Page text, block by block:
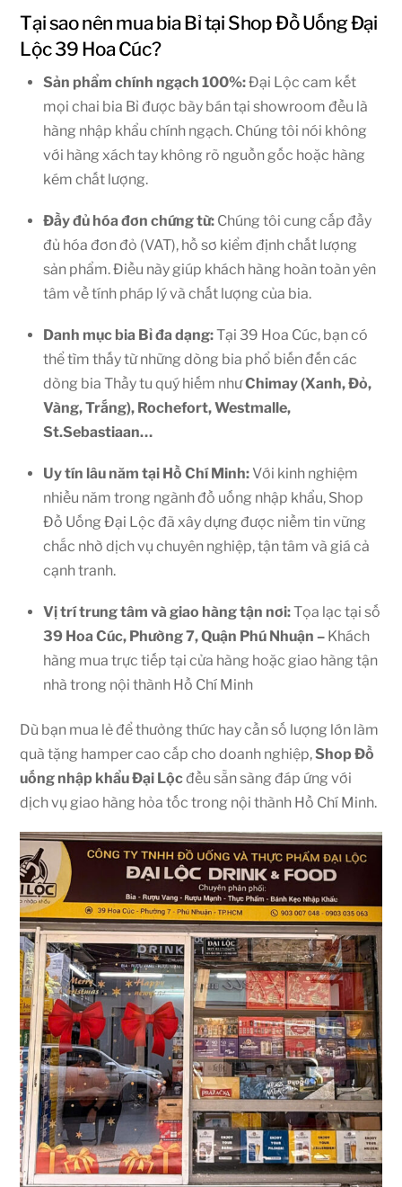
Tại sao nên mua bia Bỉ tại Shop Đồ Uống Đại
Lộc 39 Hoa Cúc?
Sản phẩm chính ngạch 100%:Đại Lộc cam kết
mọi chai bia Bỉ được bày bán tại showroom đều là
hàng nhập khẩu chính ngạch. Chúng tôi nói không
với hàng xách tay không rõ nguồn gốc hoặc hàng
kém chất lượng.
Đầy đủ hóa đơn chứng từ: Chúng tôi cung cấp đầy
đủ hóa đơn đỏ (VAT), hồ sơ kiểm định chất lượng
sản phẩm. Điều này giúp khách hàng hoàn toàn yên
tâm về tính pháp lý và chất lượng của bia.
Danh mục bia Bỉ đa dạng:Tại 39 Hoa Cúc, bạn có
thể tìm thấy từ những dòng bia phổ biến đến các
dòng bia Thầy tu quý hiếm nhưChimay (Xanh, Đỏ,
Vàng, Trắng), Rochefort, Westmalle,
St.Sebastiaan…
Uy tín lâu năm tại Hồ Chí Minh:Với kinh nghiệm
nhiều năm trong ngành đồ uống nhập khẩu, Shop
Đồ Uống Đại Lộc đã xây dựng được niềm tin vững
chắc nhờ dịch vụ chuyên nghiệp, tận tâm và giá cả
cạnh tranh.
Vị trí trung tâm và giao hàng tận nơi:Tọa lạc tại số
39 Hoa Cúc, Phường 7, Quận Phú Nhuận – Khách
hàng mua trực tiếp tại cửa hàng hoặc giao hàng tận
nhà trong nội thành Hồ Chí Minh
Dù bạn mua lẻ để thưởng thức hay cần số lượng lớn làm
quà tặng hamper cao cấp cho doanh nghiệp,ShopĐồ
uống nhập khẩu Đại Lộcđều sẵn sàng đáp ứng với
dịch vụ giao hàng hỏa tốc trong nội thành Hồ Chí Minh.